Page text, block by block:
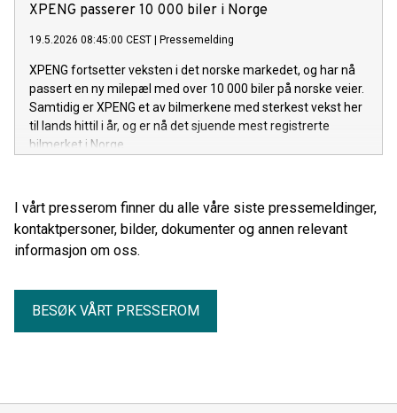
XPENG passerer 10 000 biler i Norge
19.5.2026 08:45:00 CEST | Pressemelding
XPENG fortsetter veksten i det norske markedet, og har nå
passert en ny milepæl med over 10 000 biler på norske veier.
Samtidig er XPENG et av bilmerkene med sterkest vekst her
til lands hittil i år, og er nå det sjuende mest registrerte
bilmerket i Norge.
I vårt presserom finner du alle våre siste pressemeldinger,
kontaktpersoner, bilder, dokumenter og annen relevant
informasjon om oss.
BESØK VÅRT PRESSEROM